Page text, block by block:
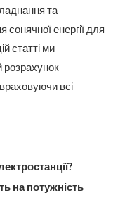
та
енергії для
статті ми
розрахунок
всі
на потужність